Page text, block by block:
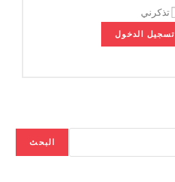
تذكرني
تسجيل الدخول
البحث